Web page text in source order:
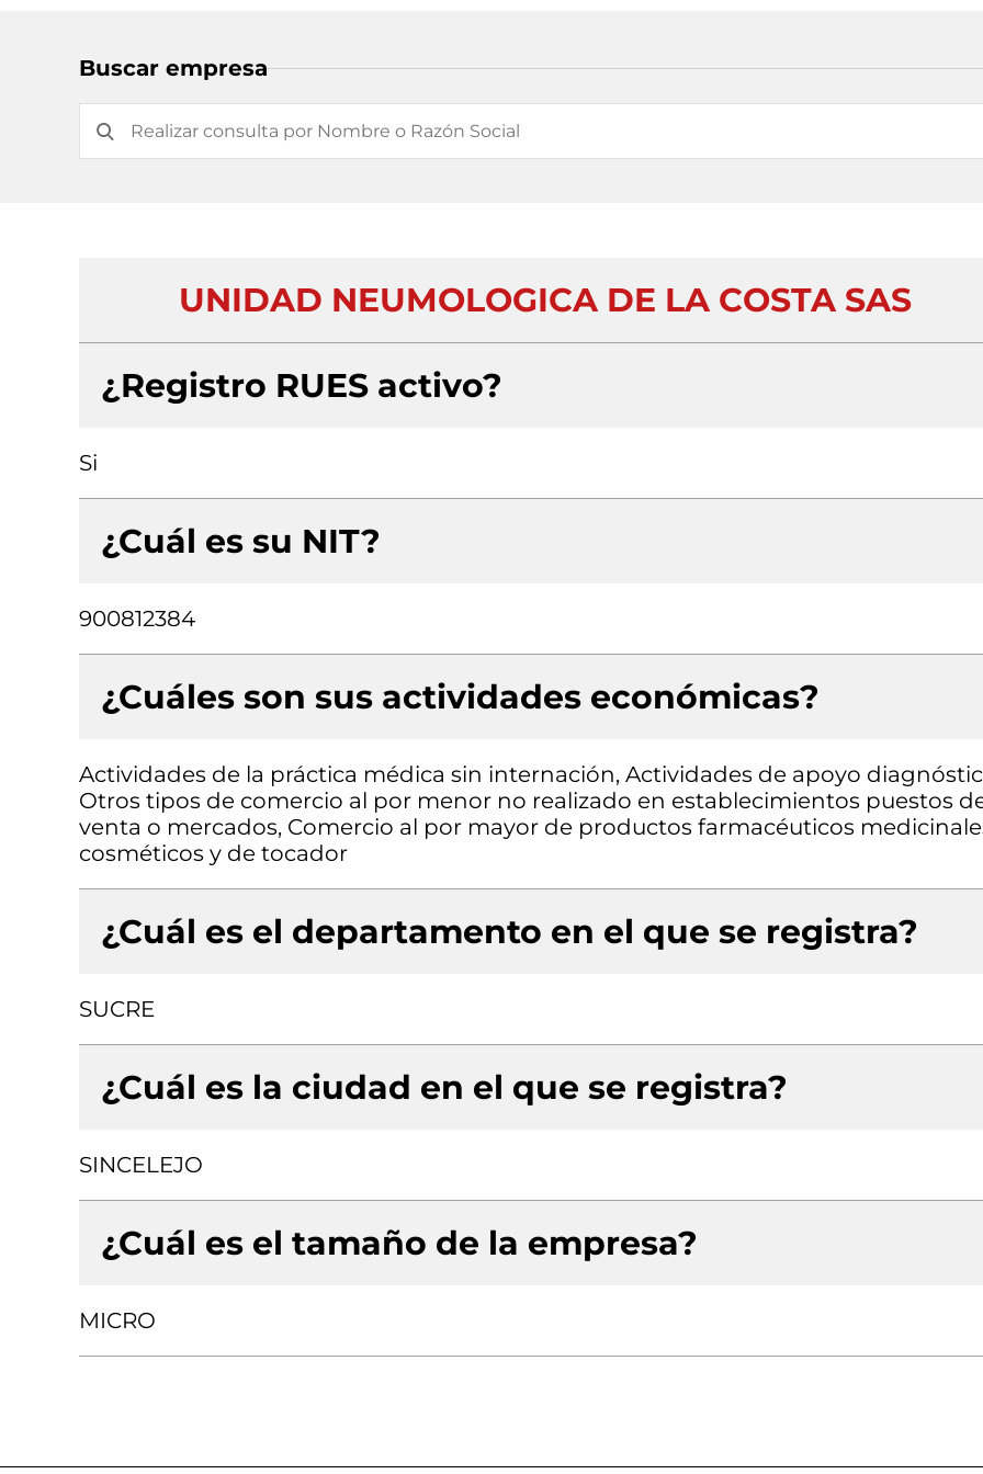
Buscar empresa
UNIDAD NEUMOLOGICA DE LA COSTA SAS
¿Registro RUES activo?
Si
¿Cuál es su NIT?
900812384
¿Cuáles son sus actividades económicas?
Actividades de la práctica médica sin internación, Actividades de apoyo
Otros tipos de comercio al por menor no realizado en establecimientos puestos
venta o mercados, Comercio al por mayor de productos farmacéuticos
cosméticos y de tocador
¿Cuál es el departamento en el que se registra?
SUCRE
¿Cuál es la ciudad en el que se registra?
SINCELEJO
¿Cuál es el tamaño de la empresa?
MICRO